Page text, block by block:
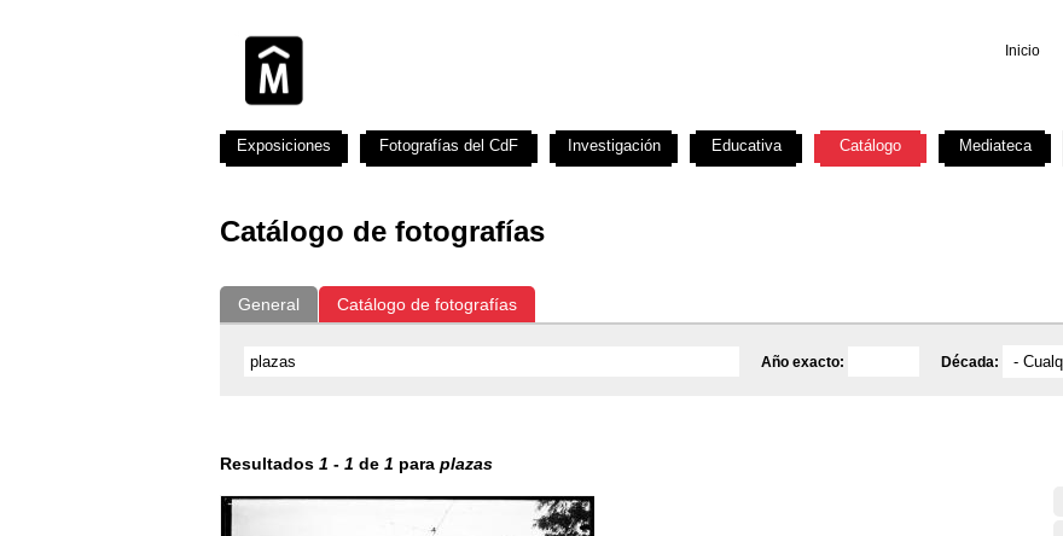
Inicio
Catálogo de fotografías
General Catálogo de fotografías
Año exacto: Década:
Resultados 1 - 1 de 1 para plazas
Exposiciones Fotografías del CdF Investigación Educativa Catálogo Mediateca